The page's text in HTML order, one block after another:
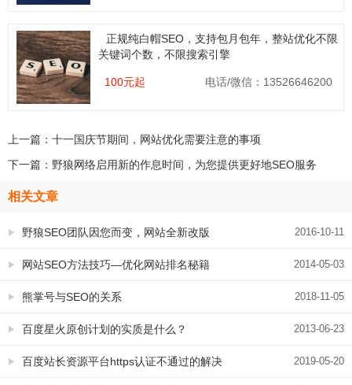
正规纯白帽SEO，支持包月包年，整站优化不限
关键词个数，不限搜索引擎
100元起 电话/微信：13526646200
上一篇： 十一国庆节期间，网站优化需要注意的事项
下一篇： 野狼网络启用新的作息时间，为您提供更好地SEO服务
相关文章
2016-10-11
野狼SEO团队因您而变，网站全新改版
中，敬请关注 2014-05-03
网站SEO方法技巧—优化网站排名秘籍
2018-11-05
熊掌号与SEO的关系
2013-06-23
百度星火原创计划的实质是什么？
2019-05-20
百度站长资源平台https认证不通过的解决